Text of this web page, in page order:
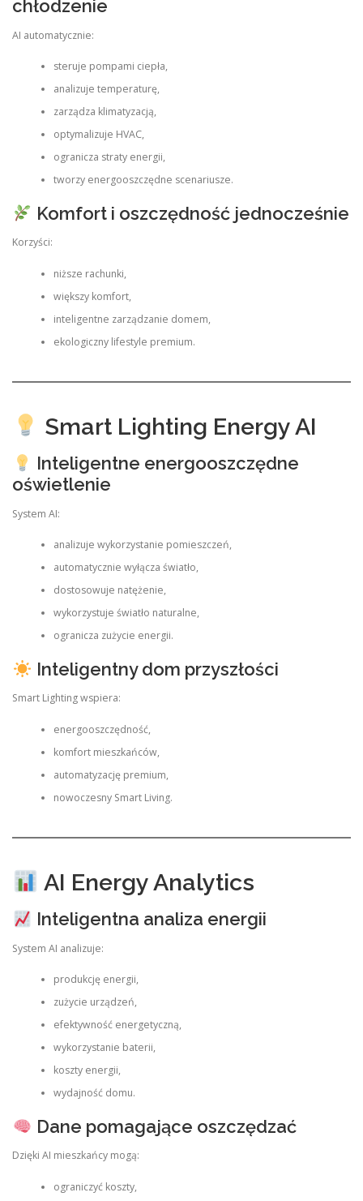
chłodzenie
AI automatycznie:
steruje pompami ciepła,
analizuje temperaturę,
zarządza klimatyzacją,
optymalizuje HVAC,
ogranicza straty energii,
tworzy energooszczędne scenariusze.
Komfort i oszczędność jednocześnie
Korzyści:
niższe rachunki,
większy komfort,
inteligentne zarządzanie domem,
ekologiczny lifestyle premium.
Smart Lighting Energy AI
Inteligentne energooszczędne
oświetlenie
System AI:
analizuje wykorzystanie pomieszczeń,
automatycznie wyłącza światło,
dostosowuje natężenie,
wykorzystuje światło naturalne,
ogranicza zużycie energii.
Inteligentny dom przyszłości
Smart Lighting wspiera:
energooszczędność,
komfort mieszkańców,
automatyzację premium,
nowoczesny Smart Living.
AI Energy Analytics
Inteligentna analiza energii
System AI analizuje:
produkcję energii,
zużycie urządzeń,
efektywność energetyczną,
wykorzystanie baterii,
koszty energii,
wydajność domu.
Dane pomagające oszczędzać
Dzięki AI mieszkańcy mogą:
ograniczyć koszty,